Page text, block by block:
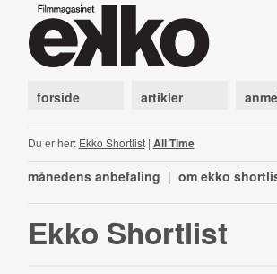
forside artikler
Du er her: Ekko Shortlist| All Time
månedens anbefaling | om ekko
Ekko Shortlist